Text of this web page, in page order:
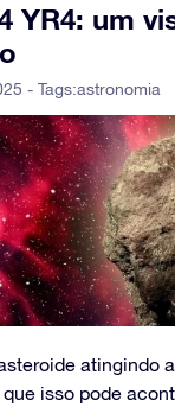
YR4: um
- Tags:astronomia
atingindo
isso pode